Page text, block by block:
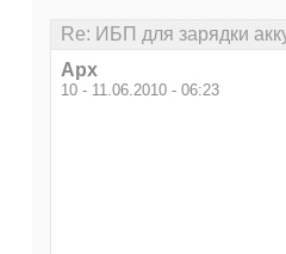
Re: ИБП для зарядки
Арх
10 - 11.06.2010 - 06:23